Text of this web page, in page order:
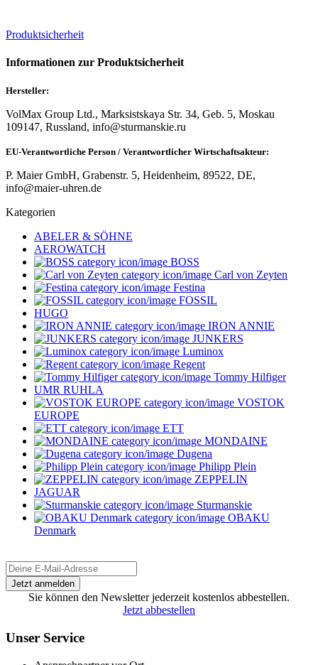
Produktsicherheit
Informationen zur Produktsicherheit
Hersteller:
VolMax Group Ltd., Marksistskaya Str. 34, Geb. 5, Moskau
109147, Russland, info@sturmanskie.ru
EU-Verantwortliche Person / Verantwortlicher Wirtschaftsakteur:
P. Maier GmbH, Grabenstr. 5, Heidenheim, 89522, DE,
info@maier-uhren.de
Kategorien
ABELER & SÖHNE
AEROWATCH
BOSS
Carl von Zeyten
Festina
FOSSIL
HUGO
IRON ANNIE
JUNKERS
Luminox
Regent
Tommy Hilfiger
UMR RUHLA
VOSTOK
EUROPE
ETT
MONDAINE
Dugena
Philipp Plein
ZEPPELIN
JAGUAR
Sturmanskie
OBAKU
Denmark
Sie können den Newsletter jederzeit kostenlos abbestellen.
Jetzt abbestellen
Unser Service